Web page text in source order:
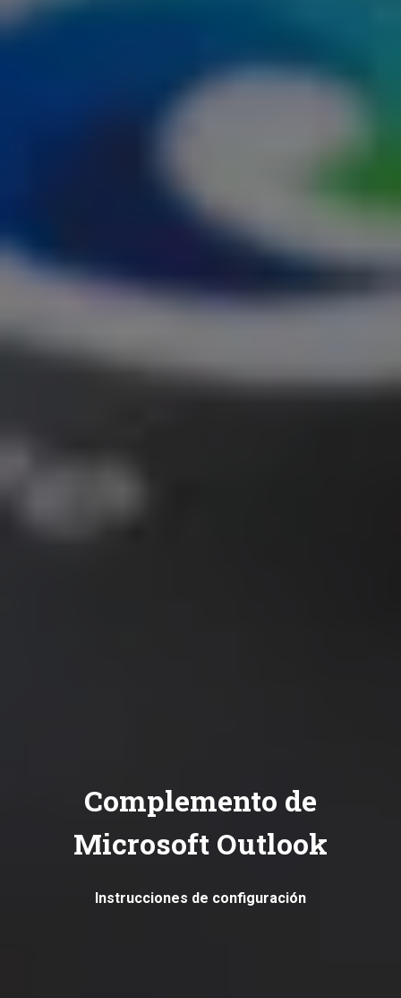
Complemento de
Microsoft Outlook
Instrucciones de configuración